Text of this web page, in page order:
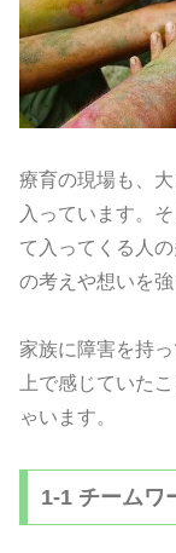
療育の現場も、
入っています。
て入ってくる人
の考えや想いを
家族に障害を持
上で感じていた
ゃいます。
1-1 チームワ